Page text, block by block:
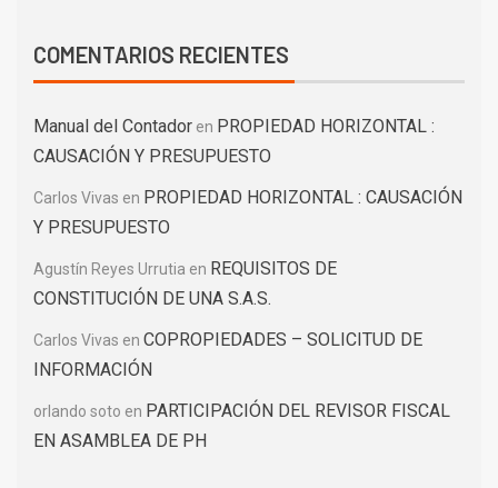
COMENTARIOS RECIENTES
Manual del Contador en PROPIEDAD HORIZONTAL :
CAUSACIÓN Y PRESUPUESTO
Carlos Vivas en PROPIEDAD HORIZONTAL : CAUSACIÓN
Y PRESUPUESTO
Agustín Reyes Urrutia en REQUISITOS DE
CONSTITUCIÓN DE UNA S.A.S.
Carlos Vivas en COPROPIEDADES – SOLICITUD DE
INFORMACIÓN
orlando soto en PARTICIPACIÓN DEL REVISOR FISCAL
EN ASAMBLEA DE PH